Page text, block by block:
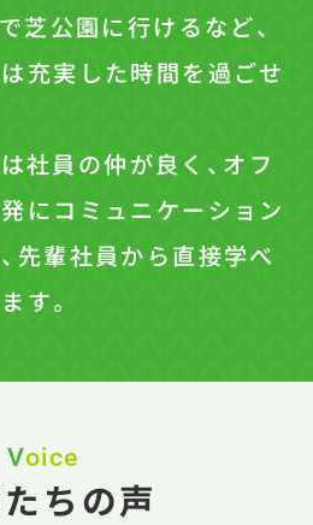
芝公園に行けるなど、
充実した時間を過ごせ
社員の仲が良く、オフ
にコミュニケーション
先輩社員から直接学べ
す。
Voice
ちの声